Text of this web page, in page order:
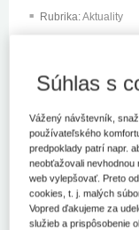
Rubrika:Aktuality
Nariadenie vlády
Z.z. o odbornej
povolania,
pracovníkov,
certifikovaných
predpisov -
Zmena nariadenia
Súhlas s
Vážený návštevník,
používateľského
predpoklady patrí napr.
neobťažovali nevhodnou
web vylepšovať. Preto
cookies, t. j. malých
Vopred ďakujeme za
služieb a prispôsobenie